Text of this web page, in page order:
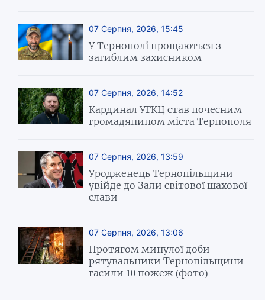
07 Серпня, 2026, 15:45
У Тернополі прощаються з
загиблим захисником
07 Серпня, 2026, 14:52
Кардинал УГКЦ став почесним
громадянином міста Тернополя
07 Серпня, 2026, 13:59
Уродженець Тернопільщини
увійде до Зали світової шахової
слави
07 Серпня, 2026, 13:06
Протягом минулої доби
рятувальники Тернопільщини
гасили 10 пожеж (фото)